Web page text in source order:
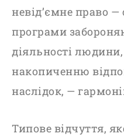
невід’ємне право —
програми
діяльності
накопиченню
наслідок, —
Типове відчуття,